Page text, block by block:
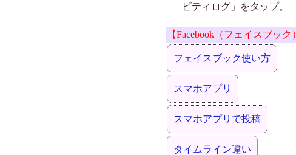
ビティログ」をタップ。
【Facebook（フェイスブック
フェイスブック使い方
スマホアプリ
スマホアプリで投稿
タイムライン違い